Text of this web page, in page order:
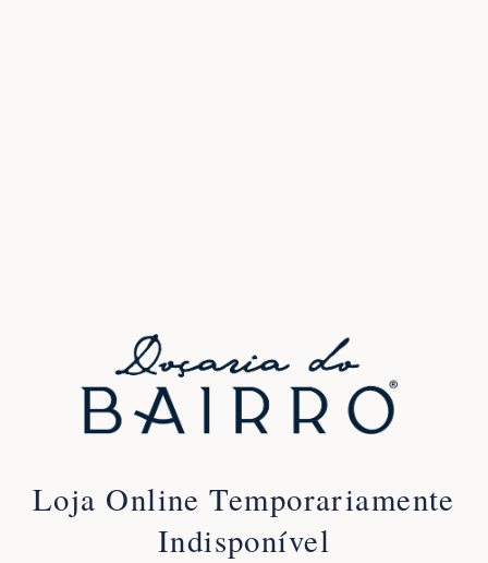
Loja Online Temporariamente
Indisponível